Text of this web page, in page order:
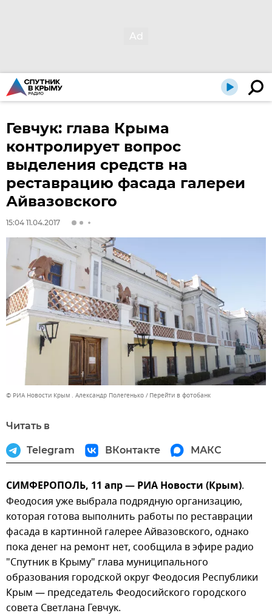
Гевчук: глава Крыма
контролирует вопрос
выделения средств на
реставрацию фасада галереи
Айвазовского
15:04 11.04.2017
© РИА Новости Крым . Александр Полегенько Перейти в фотобанк
Читать в
Telegram ВКонтакте МАКС
СИМФЕРОПОЛЬ, 11 апр — РИА Новости (Крым).
Феодосия уже выбрала подрядную организацию,
которая готова выполнить работы по реставрации
фасада в картинной галерее Айвазовского, однако
пока денег на ремонт нет, сообщила в эфире радио
"Спутник в Крыму" глава муниципального
образования городской округ Феодосия Республики
Крым — председатель Феодосийского городского
совета Светлана Гевчук.